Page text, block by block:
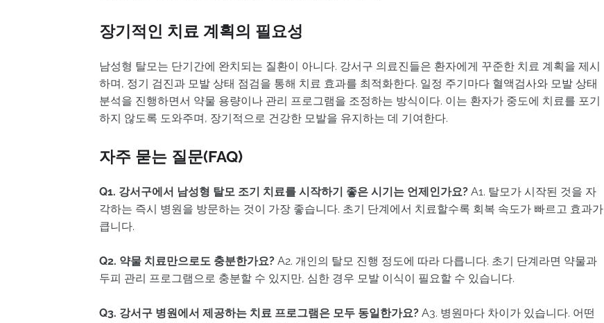
장기적인 치료 계획의 필요성
남성형 탈모는 단기간에 완치되는 질환이 아니다. 강서구 의료진들은 환자에게 꾸준한 치료 계획을 제시
하며, 정기 검진과 모발 상태 점검을 통해 치료 효과를 최적화한다. 일정 주기마다 혈액검사와 모발 상태
분석을 진행하면서 약물 용량이나 관리 프로그램을 조정하는 방식이다. 이는 환자가 중도에 치료를 포기
하지 않도록 도와주며, 장기적으로 건강한 모발을 유지하는 데 기여한다.
자주 묻는 질문(FAQ)
Q1. 강서구에서 남성형 탈모 조기 치료를 시작하기 좋은 시기는 언제인가요? A1. 탈모가 시작된 것을 자
각하는 즉시 병원을 방문하는 것이 가장 좋습니다. 초기 단계에서 치료할수록 회복 속도가 빠르고 효과가
큽니다.
Q2. 약물 치료만으로도 충분한가요? A2. 개인의 탈모 진행 정도에 따라 다릅니다. 초기 단계라면 약물과
두피 관리 프로그램으로 충분할 수 있지만, 심한 경우 모발 이식이 필요할 수 있습니다.
Q3. 강서구 병원에서 제공하는 치료 프로그램은 모두 동일한가요? A3. 병원마다 차이가 있습니다. 어떤